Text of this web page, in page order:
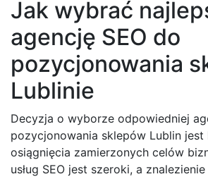
Jak wybrać
agencję SEO do
pozycjonowania
Lublinie
Decyzja o wyborze odpowiedniej
pozycjonowania sklepów Lublin jest
osiągnięcia zamierzonych celów
usług SEO jest szeroki, a